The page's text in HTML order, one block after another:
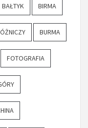
BAŁTYK BIRMA
BURMA
FOTOGRAFIA